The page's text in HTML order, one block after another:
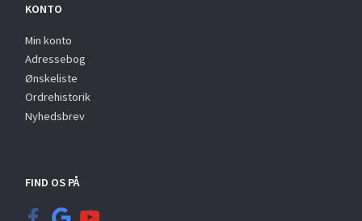
KONTO
Min konto
Adressebog
Ønskeliste
Ordrehistorik
Nyhedsbrev
FIND OS PÅ